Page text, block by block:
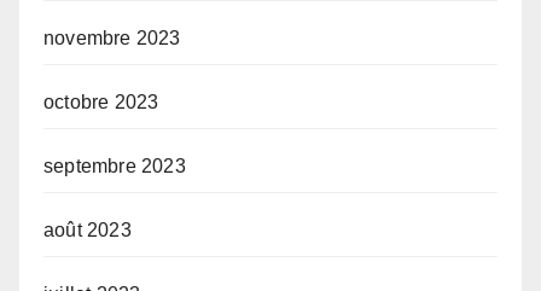
novembre 2023
octobre 2023
septembre 2023
août 2023